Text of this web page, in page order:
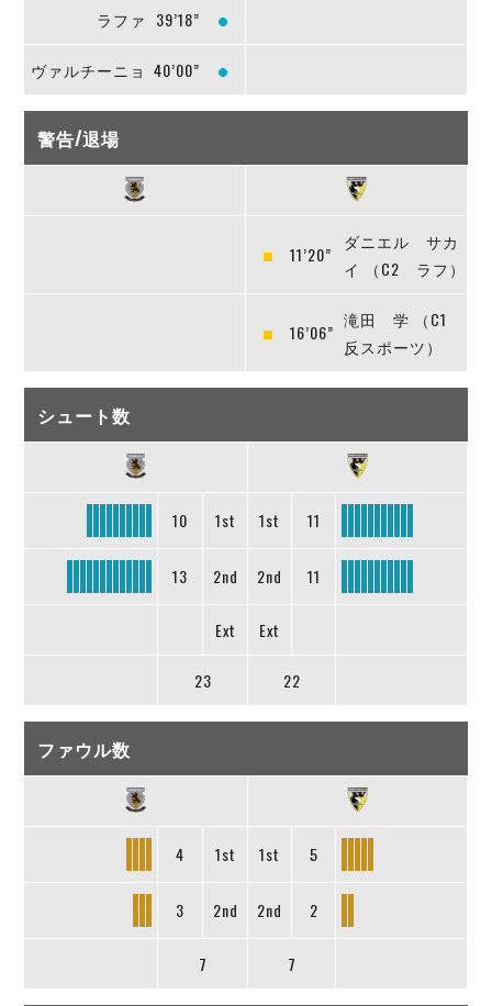
ラファ 39’18”
ヴァルチーニョ 40’00”
警告/退場
11’20”
ダニエル サカ
イ （C2 ラフ）
16’06”
滝田 学 （C1
反スポーツ）
シュート数
10 1st 1st 11
13 2nd 2nd 11
Ext Ext
23 22
ファウル数
4 1st 1st 5
3 2nd 2nd 2
7 7